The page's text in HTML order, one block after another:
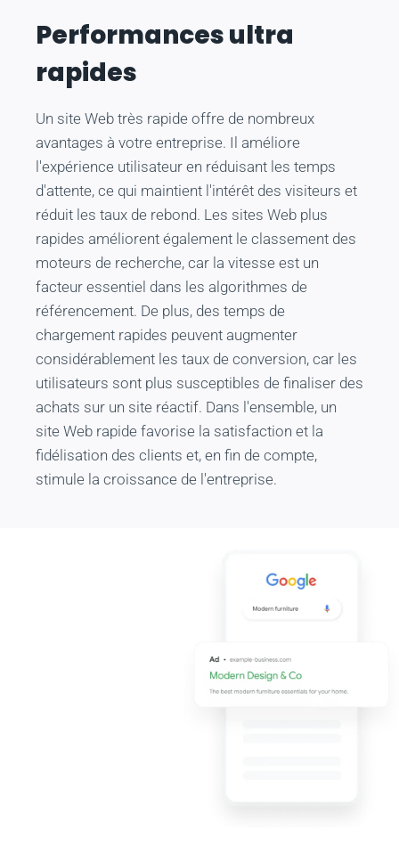
Performances ultra
rapides
Un site Web très rapide offre de nombreux
avantages à votre entreprise. Il améliore
l'expérience utilisateur en réduisant les temps
d'attente, ce qui maintient l'intérêt des visiteurs et
réduit les taux de rebond. Les sites Web plus
rapides améliorent également le classement des
moteurs de recherche, car la vitesse est un
facteur essentiel dans les algorithmes de
référencement. De plus, des temps de
chargement rapides peuvent augmenter
considérablement les taux de conversion, car les
utilisateurs sont plus susceptibles de finaliser des
achats sur un site réactif. Dans l'ensemble, un
site Web rapide favorise la satisfaction et la
fidélisation des clients et, en fin de compte,
stimule la croissance de l'entreprise.